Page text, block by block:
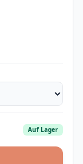
Auf Lager